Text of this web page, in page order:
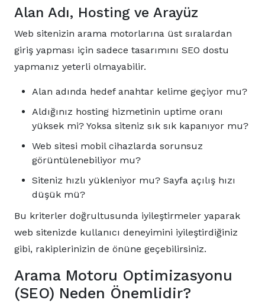
Alan Adı, Hosting ve Arayüz
Web sitenizin arama motorlarına üst sıralardan
giriş yapması için sadece tasarımını SEO dostu
yapmanız yeterli olmayabilir.
Alan adında hedef anahtar kelime geçiyor mu?
Aldığınız hosting hizmetinin uptime oranı
yüksek mi? Yoksa siteniz sık sık kapanıyor mu?
Web sitesi mobil cihazlarda sorunsuz
görüntülenebiliyor mu?
Siteniz hızlı yükleniyor mu? Sayfa açılış hızı
düşük mü?
Bu kriterler doğrultusunda iyileştirmeler yaparak
web sitenizde kullanıcı deneyimini iyileştirdiğiniz
gibi, rakiplerinizin de önüne geçebilirsiniz.
Arama Motoru Optimizasyonu
(SEO) Neden Önemlidir?